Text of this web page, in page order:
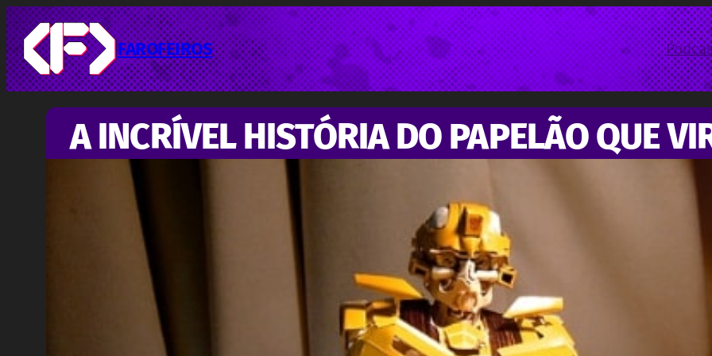
Pular
para
o
conteúdo
FAROFEIROS
A INCRÍVEL HISTÓRIA DO PAPELÃO QUE